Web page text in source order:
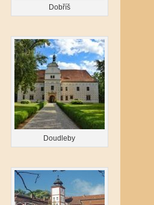
Dobříš
Doudleby